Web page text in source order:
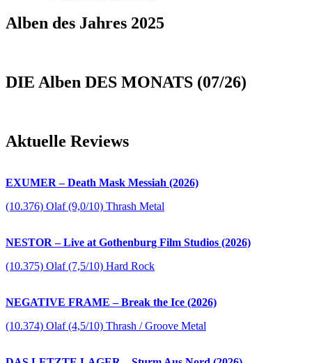
Alben des Jahres 2025
DIE Alben DES MONATS (07/26)
Aktuelle Reviews
EXUMER – Death Mask Messiah (2026)
(10.376) Olaf (9,0/10) Thrash Metal
NESTOR – Live at Gothenburg Film Studios (2026)
(10.375) Olaf (7,5/10) Hard Rock
NEGATIVE FRAME – Break the Ice (2026)
(10.374) Olaf (4,5/10) Thrash / Groove Metal